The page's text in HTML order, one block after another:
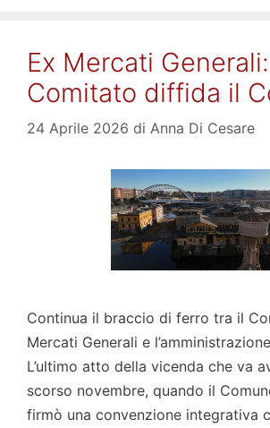
Ex Mercati
Comitato diffida il
24 Aprile 2026 di Anna Di Cesare
Continua il braccio di ferro tra il
Mercati Generali e
L’ultimo atto della vicenda che va
scorso novembre, quando il
firmò una convenzione integrativa